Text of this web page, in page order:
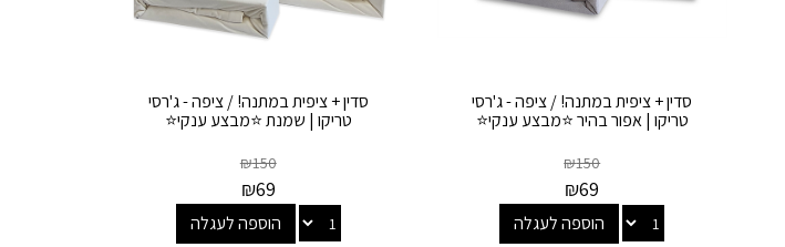
סדין + ציפית במתנה! / ציפה - ג'רסי
טריקו | אפור בהיר ⭐מבצע ענקי⭐
₪150
₪69
הוספה לעגלה
סדין + ציפית במתנה! / ציפה - ג'רסי
טריקו | שמנת ⭐מבצע ענקי⭐
₪150
₪69
הוספה לעגלה